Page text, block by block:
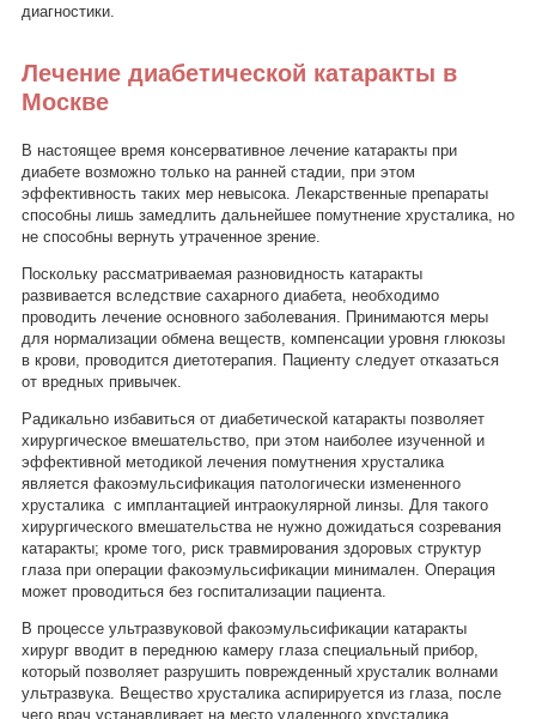
диагностики.
Лечение диабетической катаракты в
Москве
В настоящее время консервативное лечение катаракты при
диабете возможно только на ранней стадии, при этом
эффективность таких мер невысока. Лекарственные препараты
способны лишь замедлить дальнейшее помутнение хрусталика, но
не способны вернуть утраченное зрение.
Поскольку рассматриваемая разновидность катаракты
развивается вследствие сахарного диабета, необходимо
проводить лечение основного заболевания. Принимаются меры
для нормализации обмена веществ, компенсации уровня глюкозы
в крови, проводится диетотерапия. Пациенту следует отказаться
от вредных привычек.
Радикально избавиться от диабетической катаракты позволяет
хирургическое вмешательство, при этом наиболее изученной и
эффективной методикой лечения помутнения хрусталика
является факоэмульсификация патологически измененного
хрусталика с имплантацией интраокулярной линзы. Для такого
хирургического вмешательства не нужно дожидаться созревания
катаракты; кроме того, риск травмирования здоровых структур
глаза при операции факоэмульсификации минимален. Операция
может проводиться без госпитализации пациента.
В процессе ультразвуковой факоэмульсификации катаракты
хирург вводит в переднюю камеру глаза специальный прибор,
который позволяет разрушить поврежденный хрусталик волнами
ультразвука. Вещество хрусталика аспирируется из глаза, после
чего врач устанавливает на место удаленного хрусталика